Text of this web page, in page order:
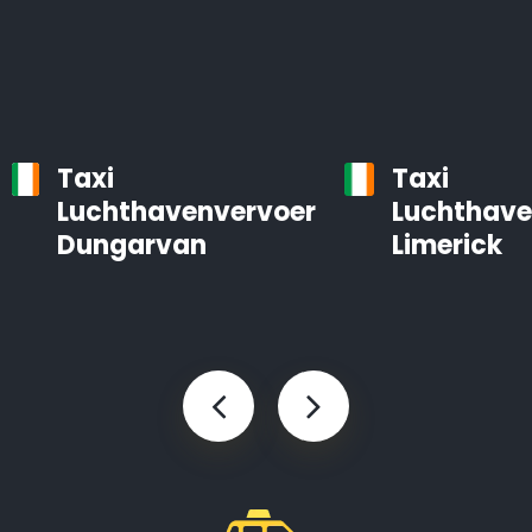
Taxi
Luchthavenvervoer
Dungarvan
Taxi
Limerick